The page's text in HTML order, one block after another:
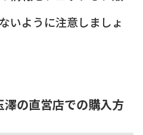
いように注意しましょ
の直営店での購入方